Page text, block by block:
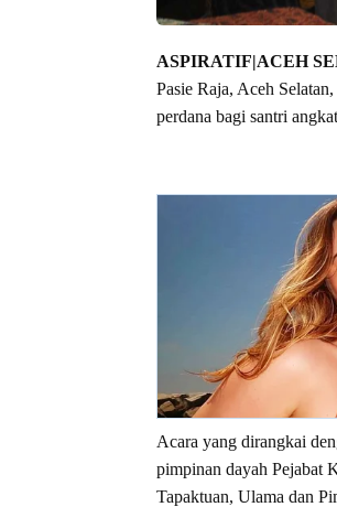
ASPIRATIF|ACEH
Pasie Raja, Aceh
perdana bagi santri
Acara yang dirangkai
pimpinan dayah Pejabat
Tapaktuan, Ulama dan